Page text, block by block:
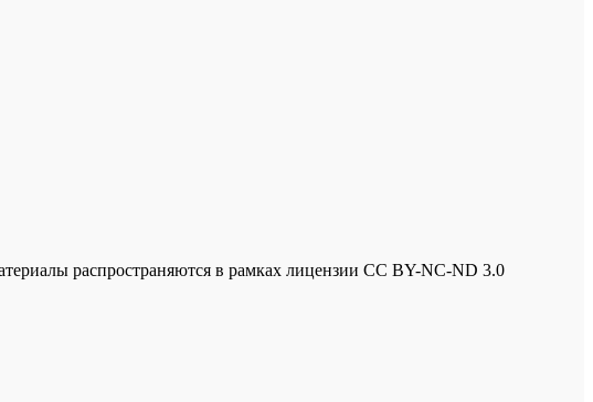
распространяются в рамках лицензии CC BY-NC-ND 3.0